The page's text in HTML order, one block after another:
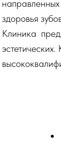
здоровья
Клиника